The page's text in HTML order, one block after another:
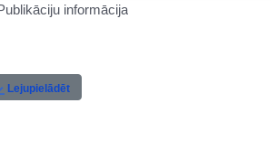
informācija
Actions Portlet
Lejupielādēt